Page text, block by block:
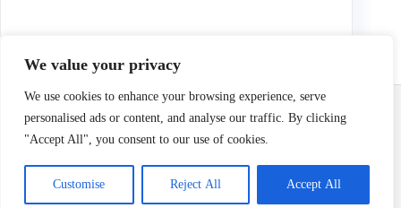
We value your privacy
We use cookies to enhance your browsing experience, serve
personalised ads or content, and analyse our traffic. By clicking
"Accept All", you consent to our use of cookies.
Customise Reject All Accept All
Email: info@terrierclub.ch